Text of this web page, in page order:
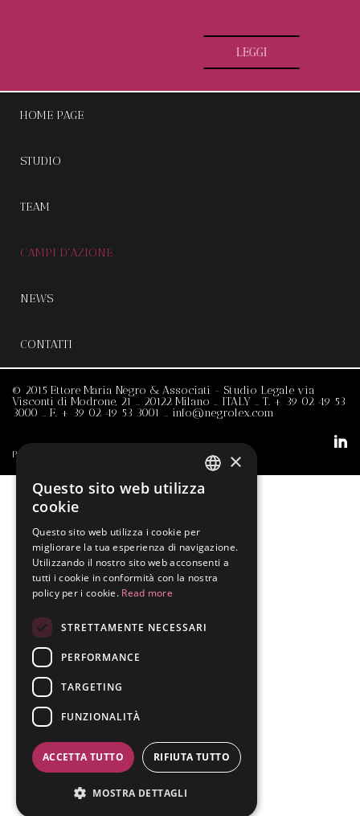
HOME PAGE
STUDIO
TEAM
CAMPI D'AZIONE
NEWS
CONTATTI
© 2015 Ettore Maria Negro & Associati - Studio Legale via
Visconti di Modrone, 21 _ 20122 Milano _ ITALY _ T. + 39 02 49 53
3000 _ F. + 39 02 49 53 3001 _ info@negrolex.com
P.I. C.F. 12152660960 _ CREDITS×
Questo sito web utilizza
cookie
Questo sito web utilizza i cookie per
migliorare la tua esperienza di navigazione.
Utilizzando il nostro sito web acconsenti a
tutti i cookie in conformità con la nostra
policy per i cookie. Read more
STRETTAMENTE NECESSARI
PERFORMANCE
TARGETING
FUNZIONALITÀ
ACCETTA TUTTO RIFIUTA TUTTO
MOSTRA DETTAGLI